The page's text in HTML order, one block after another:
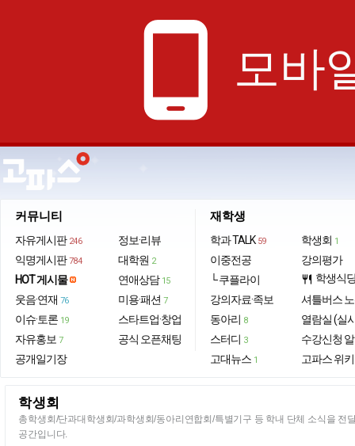
phone_android 모바
커뮤니티
자유게시판 246
익명게시판 784
HOT 게시물
웃음·연재 76
이슈·토론 19
자유홍보 7
공개일기장
정보·리뷰
대학원 2
연애상담 15
미용·패션 7
스타트업·창업
공식 오픈채팅
재학생
학과 TALK 59
이중전공
└ 쿠플라이
강의자료·족보
동아리 8
스터디 3
고대뉴스 1
학생회 1
강의평가
restaurant 학생식
셔틀버스
열람실 (실
수강신청
고파스 위키
학생회
총학생회/단과대학생회/과학생회/동아리연합회/특별기구 등 학내 단체 소식을 전
공간입니다.